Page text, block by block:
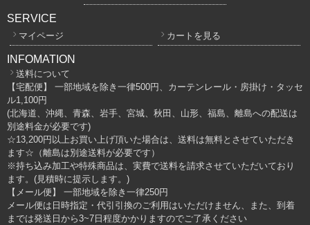
SERVICE
マイページ カートを見る
INFOMATION
送料について
【宅配便】 一部地域を除き一律500円、カーテンレール・房掛け・タッセ
ル1,100円
(北海道、沖縄、青森、岩手、宮城、秋田、山形、福島、離島への配送は
別途料金が必要です)
☆13,200円以上お買い上げ頂いた場合は、送料は無料とさせていただき
ます☆（離島は別途送料が必要です）
※持ち込み加工や特殊商品は、実費で送料を請求させていただいており
ます。(見積時に提示します。)
【メール便】 一部地域を除き一律250円
メール便は日時指定・代引引換のご利用はいただけません、また、到着
までは発送日から3~7日程度かかりますのでご了承ください